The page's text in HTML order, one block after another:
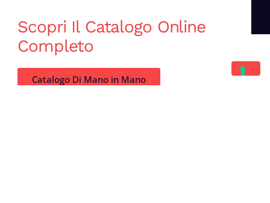
Scopri Il Catalogo Online
Completo
Catalogo Di Mano in Mano